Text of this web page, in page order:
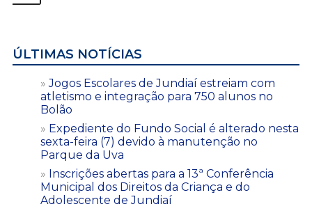
ÚLTIMAS NOTÍCIAS
Jogos Escolares de Jundiaí estreiam com
atletismo e integração para 750 alunos no
Bolão
Expediente do Fundo Social é alterado nesta
sexta-feira (7) devido à manutenção no
Parque da Uva
Inscrições abertas para a 13ª Conferência
Municipal dos Direitos da Criança e do
Adolescente de Jundiaí